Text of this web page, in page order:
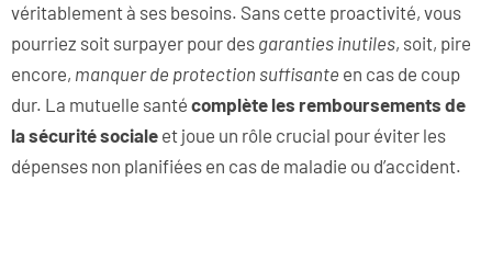
véritablement à ses besoins. Sans cette proactivité, vous
pourriez soit surpayer pour des garanties inutiles, soit, pire
encore, manquer de protection suffisante en cas de coup
dur. La mutuelle santé complète les remboursements de
la sécurité sociale et joue un rôle crucial pour éviter les
dépenses non planifiées en cas de maladie ou d’accident.